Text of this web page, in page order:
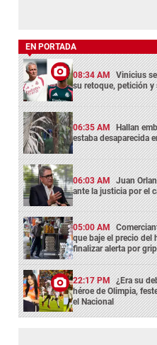
EN PORTADA
08:34 AM Vinicius
su retoque, petición y
06:35 AM Hallan
estaba desaparecida
06:03 AM Juan
ante la justicia por el
05:00 AM
que baje el precio del
finalizar alerta por
22:17 PM ¿Era su
héroe de Olimpia,
el Nacional